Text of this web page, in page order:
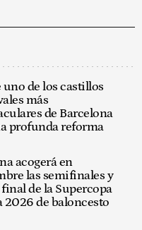
uno de los castillos
más
de Barcelona
profunda reforma
acogerá en
las semifinales y
de la Supercopa
2026 de baloncesto